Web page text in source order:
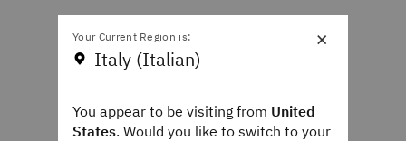
×
Your Current Region is:
Italy (Italian)
You appear to be visiting from United
States. Would you like to switch to your